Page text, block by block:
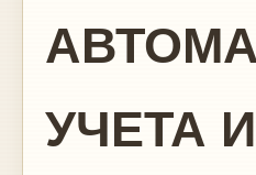
УЧЕТА